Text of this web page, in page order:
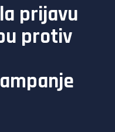
prijavu
protiv